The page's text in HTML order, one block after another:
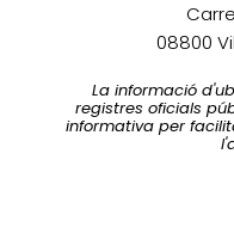
08800
La informació
registres oficials
informativa per